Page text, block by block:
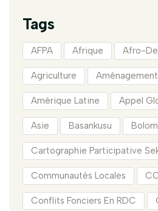
Tags
AFPA Afrique Afro-
Agriculture
Amérique Latine Appel
Asie Basankusu
Cartographie Participative
Communautés Locales
Conflits Fonciers En RDC